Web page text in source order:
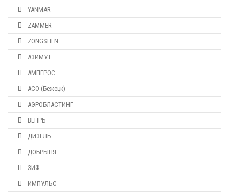
YANMAR
ZAMMER
ZONGSHEN
АЗИМУТ
АМПЕРОС
АСО (Бежецк)
АЭРОБЛАСТИНГ
ВЕПРЬ
ДИЗЕЛЬ
ДОБРЫНЯ
ЗИФ
ИМПУЛЬС